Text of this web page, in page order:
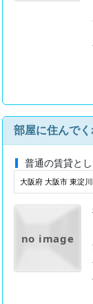
部屋に住んでく
普通の賃貸と
大阪府 大阪市 東淀
no image